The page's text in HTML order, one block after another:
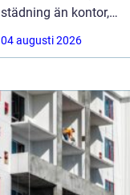
städning än kontor,
butiker eller hem. Tunga
maskiner,
kemikalier, damm och
spill gör att renhållning
blir en fråga om både
säkerhet, kvalitet och
ekonomi. Genomtänkt
och professionell
04 augusti 2026